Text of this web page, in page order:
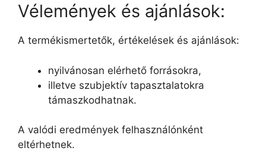
Vélemények és ajánlások:
A termékismertetők, értékelések és ajánlások:
nyilvánosan elérhető forrásokra,
illetve szubjektív tapasztalatokra
támaszkodhatnak.
A valódi eredmények felhasználónként
eltérhetnek.